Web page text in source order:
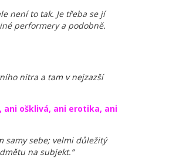
není to tak. Je třeba se jí
performery a podobně.
nitra a tam v nejzazší
ošklivá, ani erotika, ani
samy sebe; velmi důležitý
na subjekt.“